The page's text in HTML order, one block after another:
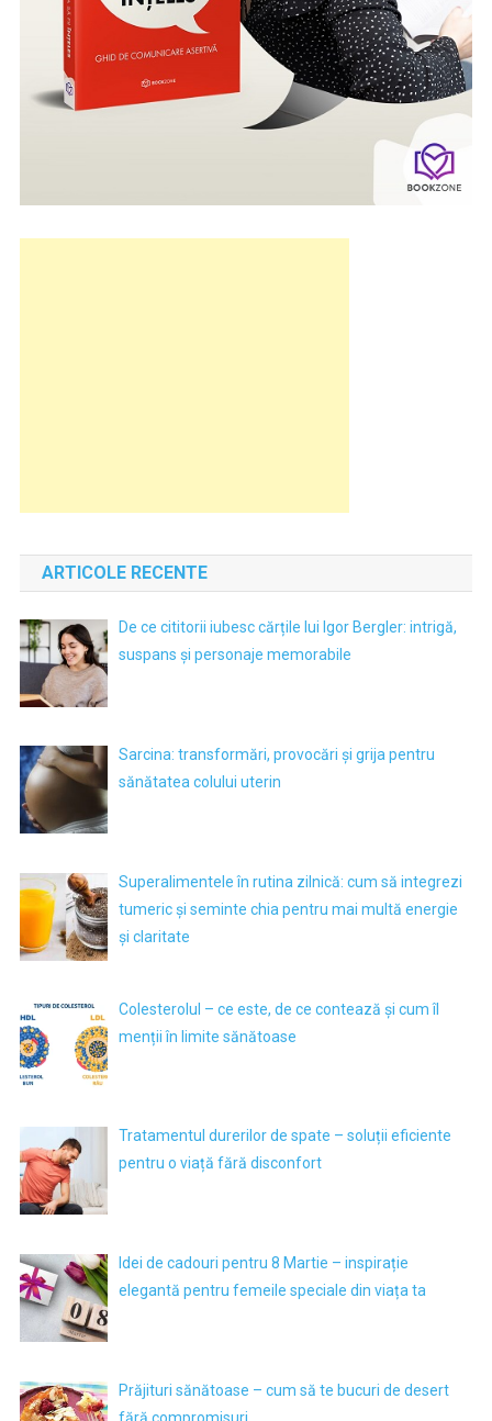
ARTICOLE RECENTE
De ce cititorii iubesc cărțile lui Igor Bergler: intrigă,
suspans și personaje memorabile
Sarcina: transformări, provocări și grija pentru
sănătatea colului uterin
Superalimentele în rutina zilnică: cum să integrezi
tumeric și seminte chia pentru mai multă energie
și claritate
Colesterolul – ce este, de ce contează și cum îl
menții în limite sănătoase
Tratamentul durerilor de spate – soluții eficiente
pentru o viață fără disconfort
Idei de cadouri pentru 8 Martie – inspirație
elegantă pentru femeile speciale din viața ta
Prăjituri sănătoase – cum să te bucuri de desert
fără compromisuri